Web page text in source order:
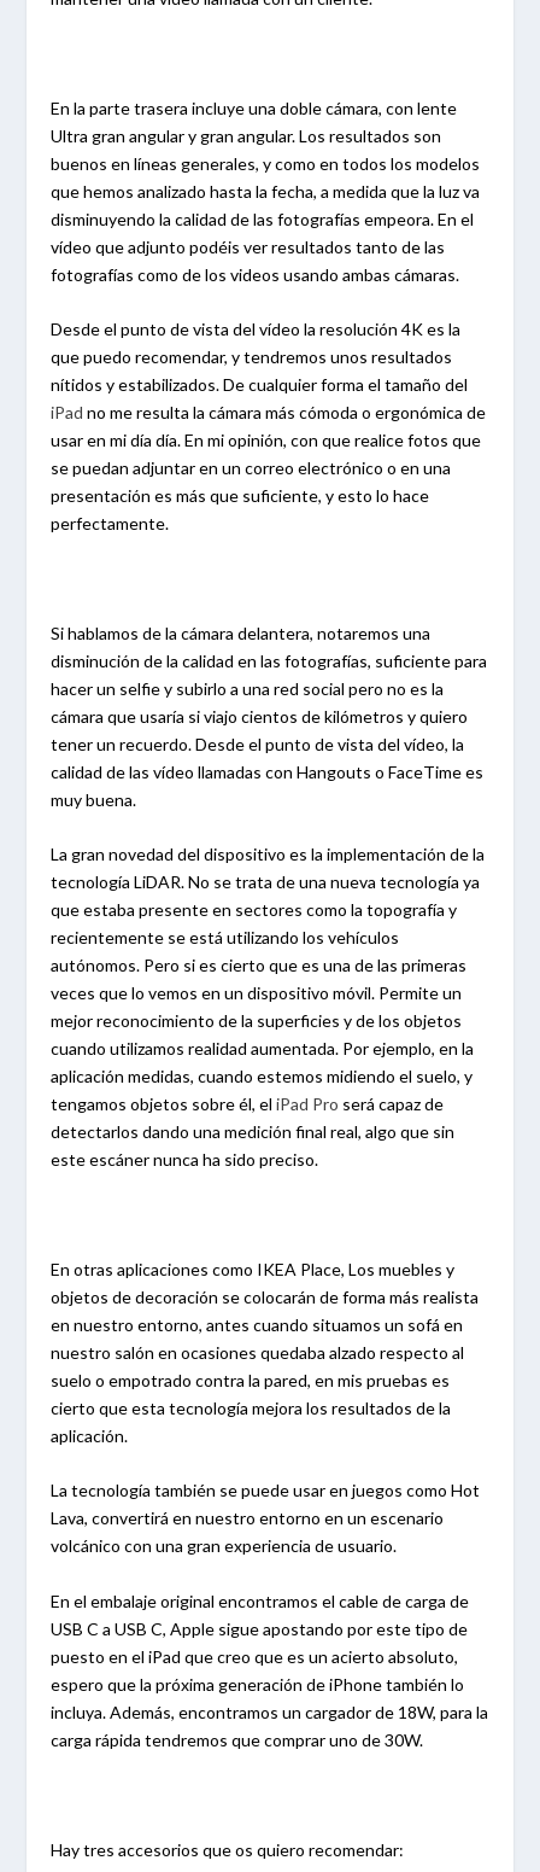
En la parte trasera incluye una doble cámara, con lente
Ultra gran angular y gran angular. Los resultados son
buenos en líneas generales, y como en todos los modelos
que hemos analizado hasta la fecha, a medida que la luz va
disminuyendo la calidad de las fotografías empeora. En el
vídeo que adjunto podéis ver resultados tanto de las
fotografías como de los videos usando ambas cámaras.
Desde el punto de vista del vídeo la resolución 4K es la
que puedo recomendar, y tendremos unos resultados
nítidos y estabilizados. De cualquier forma el tamaño del
iPad no me resulta la cámara más cómoda o ergonómica de
usar en mi día día. En mi opinión, con que realice fotos que
se puedan adjuntar en un correo electrónico o en una
presentación es más que suficiente, y esto lo hace
perfectamente.
Si hablamos de la cámara delantera, notaremos una
disminución de la calidad en las fotografías, suficiente para
hacer un selfie y subirlo a una red social pero no es la
cámara que usaría si viajo cientos de kilómetros y quiero
tener un recuerdo. Desde el punto de vista del vídeo, la
calidad de las vídeo llamadas con Hangouts o FaceTime es
muy buena.
La gran novedad del dispositivo es la implementación de la
tecnología LiDAR. No se trata de una nueva tecnología ya
que estaba presente en sectores como la topografía y
recientemente se está utilizando los vehículos
autónomos. Pero si es cierto que es una de las primeras
veces que lo vemos en un dispositivo móvil. Permite un
mejor reconocimiento de la superficies y de los objetos
cuando utilizamos realidad aumentada. Por ejemplo, en la
aplicación medidas, cuando estemos midiendo el suelo, y
tengamos objetos sobre él, eliPad Pro será capaz de
detectarlos dando una medición final real, algo que sin
este escáner nunca ha sido preciso.
En otras aplicaciones como IKEA Place, Los muebles y
objetos de decoración se colocarán de forma más realista
en nuestro entorno, antes cuando situamos un sofá en
nuestro salón en ocasiones quedaba alzado respecto al
suelo o empotrado contra la pared, en mis pruebas es
cierto que esta tecnología mejora los resultados de la
aplicación.
La tecnología también se puede usar en juegos como Hot
Lava, convertirá en nuestro entorno en un escenario
volcánico con una gran experiencia de usuario.
En el embalaje original encontramos el cable de carga de
USB C a USB C, Apple sigue apostando por este tipo de
puesto en el iPad que creo que es un acierto absoluto,
espero que la próxima generación de iPhone también lo
incluya. Además, encontramos un cargador de 18W, para la
carga rápida tendremos que comprar uno de 30W.
Hay tres accesorios que os quiero recomendar: